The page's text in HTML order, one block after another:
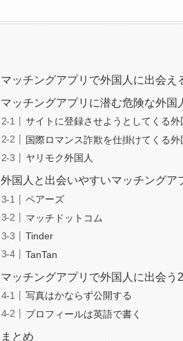
マッチングアプリで外国人に出会え
マッチングアプリに潜む危険な外国
サイトに登録させようとしてくる外
国際ロマンス詐欺を仕掛けてくる外
ヤリモク外国人
外国人と出会いやすいマッチングア
ペアーズ
マッチドットコム
Tinder
TanTan
マッチングアプリで外国人に出会う
写真はかならず公開する
プロフィールは英語で書く
まとめ